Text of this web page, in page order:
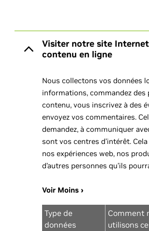
Visiter notre site
contenu en ligne
Nous collectons vos données
informations, commandez des
contenu, vous inscrivez à des
envoyez vos commentaires.
demandez, à communiquer
sont vos centres d’intérêt.
nos expériences web, nos
d’autres personnes qu’ils
Voir Moins ›
Type de
données
Comment
utilisons